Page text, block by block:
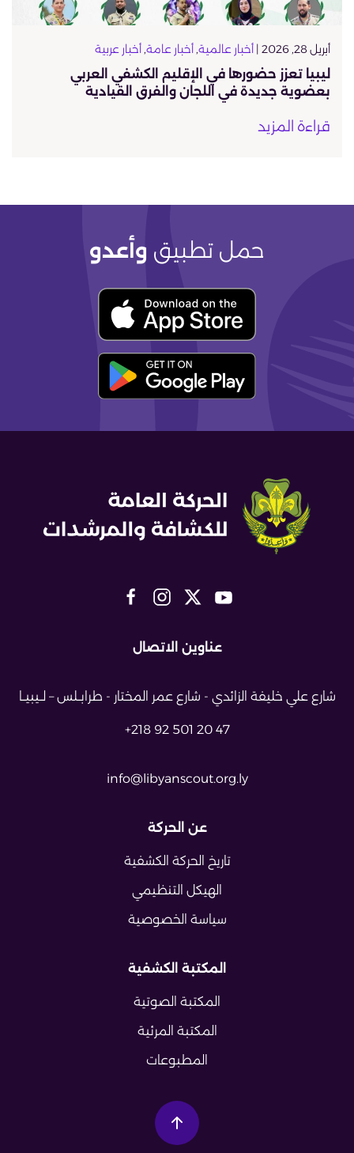
أبريل 28, 2026 | أخبار عالمية,أخبار عامة,أخبار عربية
ليبيا تعزز حضورها في الإقليم الكشفي العربي
بعضوية جديدة في اللجان والفرق القيادية
قراءة المزيد
حمل تطبيق وأعدو
عناوين الاتصال
شارع علي خليفة الزائدي - شارع عمر المختار - طرابــلس – لــيبيــا
+218 92 501 20 47
info@libyanscout.org.ly
عن الحركة
تاريخ الحركة الكشفية
الهيكل التنظيمي
سياسة الخصوصية
المكتبة الكشفية
المكتبة الصوتية
المكتبة المرئية
المطبوعات